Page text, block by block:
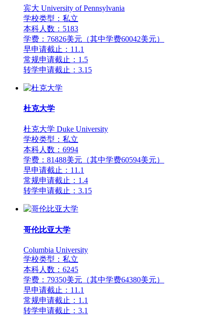
宾大 University of Pennsylvania
学校类型：私立
本科人数：5183
学费：76826美元（其中学费60042美元）
早申请截止：11.1
常规申请截止：1.5
转学申请截止：3.15
杜克大学
杜克大学 Duke University
学校类型：私立
本科人数：6994
学费：81488美元（其中学费60594美元）
早申请截止：11.1
常规申请截止：1.4
转学申请截止：3.15
哥伦比亚大学
Columbia University
学校类型：私立
本科人数：6245
学费：79350美元（其中学费64380美元）
早申请截止：11.1
常规申请截止：1.1
转学申请截止：3.1